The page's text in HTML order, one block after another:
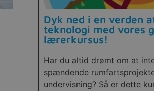
Dyk ned i en verden
teknologi med vores
lærerkursus!
Har du altid drømt om at
spændende
undervisning? Så er dette